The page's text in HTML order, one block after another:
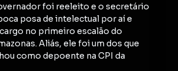
foi reeleito e o secretário
posa de intelectual por aí e
no primeiro escalão do
Aliás, ele foi um dos que
como depoente na CPI da